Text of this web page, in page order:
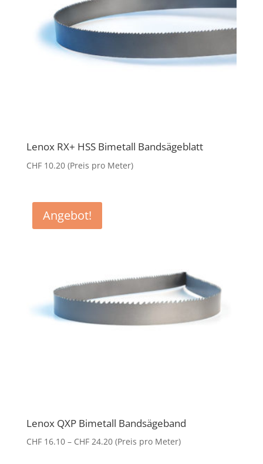
Lenox RX+ HSS Bimetall Bandsägeblatt
CHF10.20(Preis pro Meter)
Angebot!
Lenox QXP Bimetall Bandsägeband
CHF16.10 – CHF24.20Preisspanne:
(Preis pro Meter)